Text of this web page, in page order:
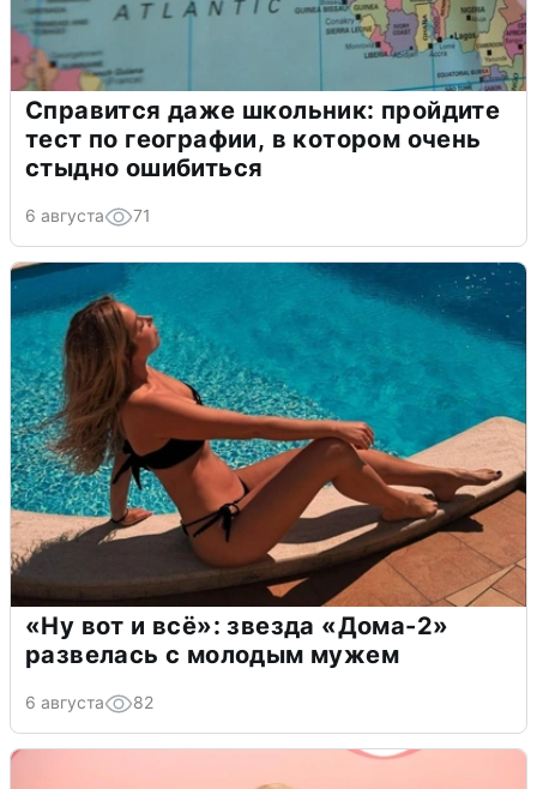
Справится даже школьник: пройдите
тест по географии, в котором очень
стыдно ошибиться
6 августа 71
«Ну вот и всё»: звезда «Дома-2»
развелась с молодым мужем
6 августа 82